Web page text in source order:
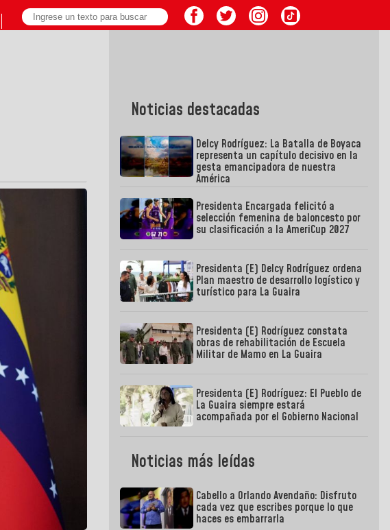
Noticias destacadas
Delcy Rodríguez: La Batalla de Boyaca
representa un capítulo decisivo en la
gesta emancipadora de nuestra
América
Presidenta Encargada felicitó a
selección femenina de baloncesto por
su clasificación a la AmeriCup 2027
Presidenta (E) Delcy Rodríguez ordena
Plan maestro de desarrollo logístico y
turístico para La Guaira
Presidenta (E) Rodríguez constata
obras de rehabilitación de Escuela
Militar de Mamo en La Guaira
Presidenta (E) Rodríguez: El Pueblo de
La Guaira siempre estará
acompañada por el Gobierno Nacional
Noticias más leídas
Cabello a Orlando Avendaño: Disfruto
cada vez que escribes porque lo que
haces es embarrarla